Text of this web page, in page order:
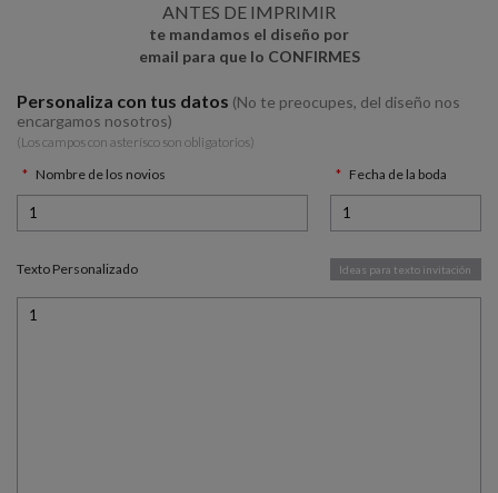
ANTES DE IMPRIMIR
te mandamos el diseño por
email para que lo CONFIRMES
Personaliza con tus datos (No te preocupes, del diseño nos
encargamos nosotros)
(Los campos con asterísco son obligatorios)
Nombre de los novios
Fecha de la boda
Texto Personalizado Ideas para texto invitación